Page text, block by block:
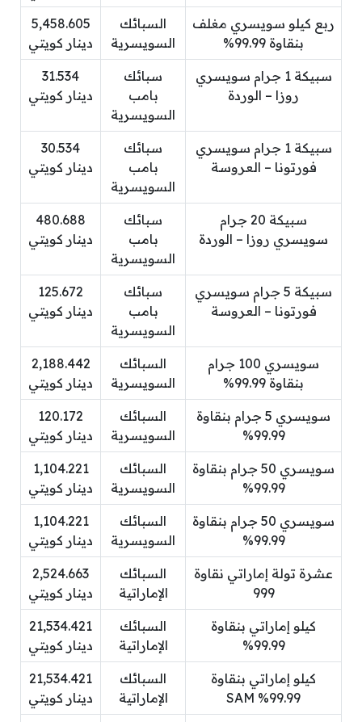
ربع كيلو سويسري مغلف
بنقاوة 99.99%
السبائك
السويسرية
5,458.605
دينار كويتي
سبيكة 1 جرام سويسري
روزا – الوردة
سبائك
بامب
السويسرية
31.534
دينار كويتي
سبيكة 1 جرام سويسري
فورتونا – العروسة
سبائك
بامب
السويسرية
30.534
دينار كويتي
سبيكة 20 جرام
سويسري روزا – الوردة
سبائك
بامب
السويسرية
480.688
دينار كويتي
سبيكة 5 جرام سويسري
فورتونا – العروسة
سبائك
بامب
السويسرية
125.672
دينار كويتي
سويسري 100 جرام
بنقاوة 99.99%
السبائك
السويسرية
2,188.442
دينار كويتي
سويسري 5 جرام بنقاوة
99.99%
السبائك
السويسرية
120.172
دينار كويتي
سويسري 50 جرام بنقاوة
99.99%
السبائك
السويسرية
1,104.221
دينار كويتي
سويسري 50 جرام بنقاوة
99.99%
السبائك
السويسرية
1,104.221
دينار كويتي
عشرة تولة إماراتي نقاوة
999
السبائك
الإماراتية
2,524.663
دينار كويتي
كيلو إماراتي بنقاوة
99.99%
السبائك
الإماراتية
21,534.421
دينار كويتي
كيلو إماراتي بنقاوة
99.99% SAM
السبائك
الإماراتية
21,534.421
دينار كويتي